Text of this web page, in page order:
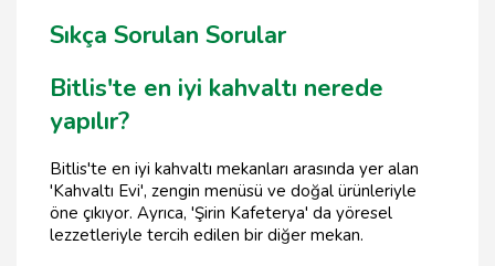
Sıkça Sorulan Sorular
Bitlis'te en iyi kahvaltı nerede
yapılır?
Bitlis'te en iyi kahvaltı mekanları arasında yer alan
'Kahvaltı Evi', zengin menüsü ve doğal ürünleriyle
öne çıkıyor. Ayrıca, 'Şirin Kafeterya' da yöresel
lezzetleriyle tercih edilen bir diğer mekan.